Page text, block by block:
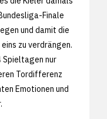
Finale
und damit die
zu verdrängen.
Spieltagen nur
Tordifferenz
Emotionen und